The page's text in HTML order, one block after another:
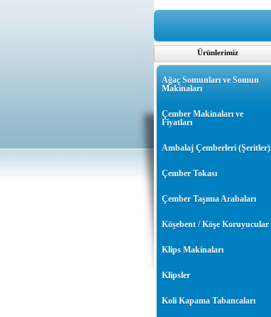
Ürünlerimiz
Ağaç Somunları ve Somun
Makinaları
Çember Makinaları ve
Fiyatları
Ambalaj Çemberleri (Şeritler)
Çember Tokası
Çember Taşıma Arabaları
Köşebent / Köşe Koruyucular
Klips Makinaları
Klipsler
Koli Kapama Tabancaları